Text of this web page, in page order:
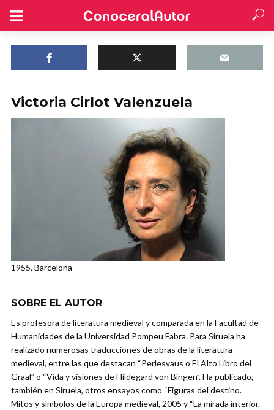
Victoria Cirlot Valenzuela
1955, Barcelona
SOBRE EL AUTOR
Es profesora de literatura medieval y comparada en la Facultad de
Humanidades de la Universidad Pompeu Fabra. Para Siruela ha
realizado numerosas traducciones de obras de la literatura
medieval, entre las que destacan “Perlesvaus o El Alto Libro del
Graal” o “Vida y visiones de Hildegard von Bingen”. Ha publicado,
también en Siruela, otros ensayos como “Figuras del destino.
Mitos y símbolos de la Europa medieval, 2005 y “La mirada interior.